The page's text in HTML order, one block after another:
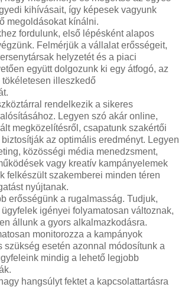
kihívásait, így képesek vagyunk
megoldásokat kínálni.
fordulunk, első lépésként alapos
Felmérjük a vállalat erősségeit,
helyzetét és a piaci
együtt dolgozunk ki egy átfogó, az
illeszkedő
rendelkezik a sikeres
Legyen szó akár online,
megközelítésről, csapatunk szakértői
az optimális eredményt. Legyen
közösségi média menedzsment,
vagy kreatív kampányelemek
felkészült szakemberei minden téren
nyújtanak.
erősségünk a rugalmasság. Tudjuk,
igényei folyamatosan változnak,
állunk a gyors alkalmazkodásra.
monitorozza a kampányok
szükség esetén azonnal módosítunk a
mindig a lehető legjobb
hangsúlyt fektet a kapcsolattartásra